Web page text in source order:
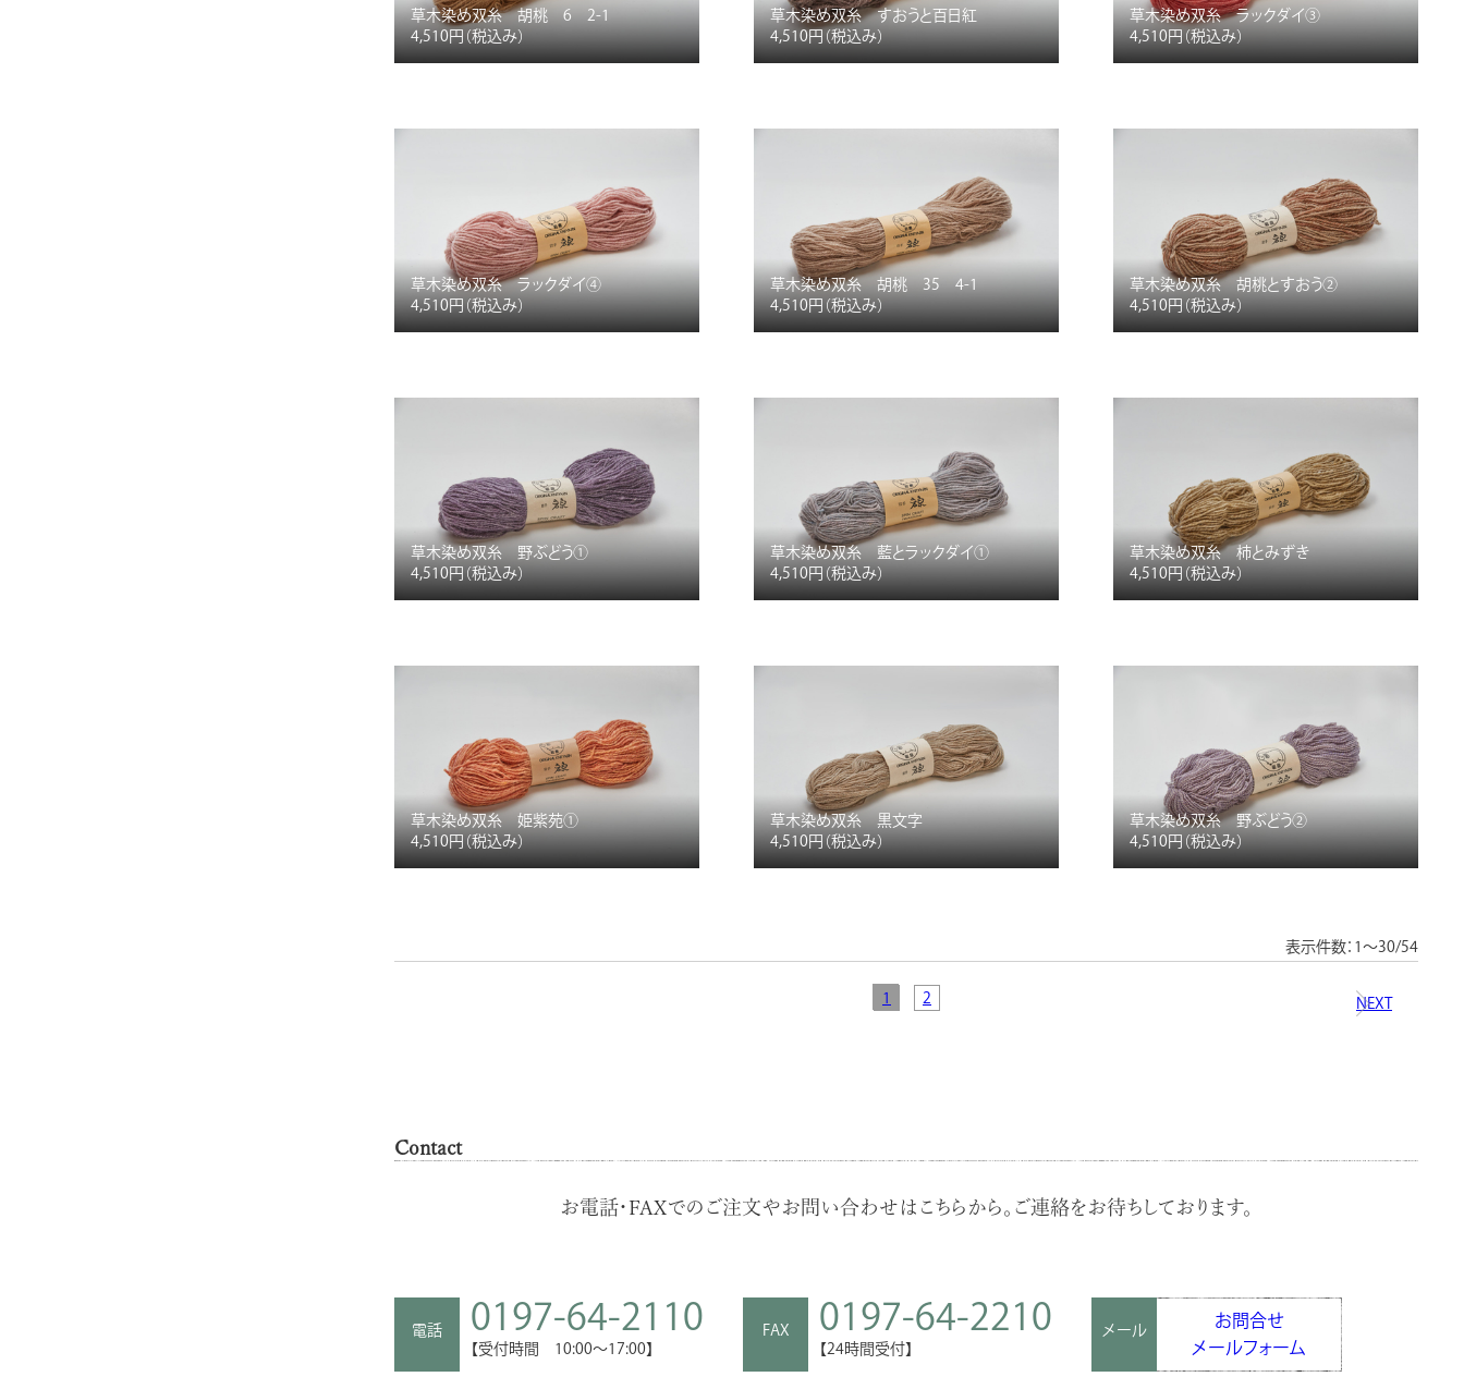
草木染め双糸 胡桃 6 2-1
4,510円 （税込み）
草木染め双糸 すおうと百日紅
4,510円 （税込み）
草木染め双糸 ラックダイ③
4,510円 （税込み）
草木染め双糸 ラックダイ④
4,510円 （税込み）
草木染め双糸 胡桃 35 4-1
4,510円 （税込み）
草木染め双糸 胡桃とすおう②
4,510円 （税込み）
草木染め双糸 野ぶどう①
4,510円 （税込み）
草木染め双糸 藍とラックダイ①
4,510円 （税込み）
草木染め双糸 柿とみずき
4,510円 （税込み）
草木染め双糸 姫紫苑①
4,510円 （税込み）
草木染め双糸 黒文字
4,510円 （税込み）
草木染め双糸 野ぶどう②
4,510円 （税込み）
表示件数：1～30/54
NEXT
1 2
Contact
お電話・FAXでのご注文やお問い合わせはこちらから。ご連絡をお待ちしております。
電話 0197-64-2110
【受付時間 10:00～17:00】
FAX 0197-64-2210
【24時間受付】
メール
お問合せ
メールフォーム